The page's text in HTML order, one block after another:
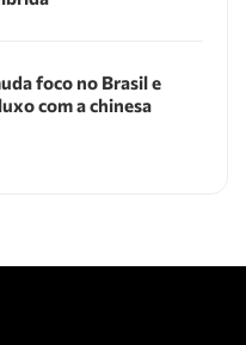
foco no Brasil e
com a chinesa